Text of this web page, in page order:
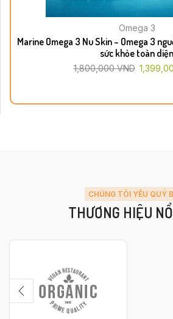
Omega 3
Marine Omega 3 Nu Skin – Omega 3
sức khỏe toàn diện
1,800,000VND
CHÚNG TÔI YÊU QUÝ
THƯƠNG HIỆU